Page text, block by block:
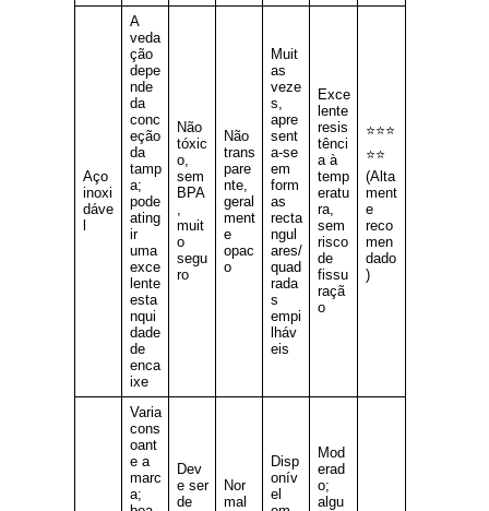
Aço
inoxi
dáve
A
veda
ção
depe
nde
da
conc
eção
da
tamp
a;
pode
ating
ir
uma
exce
lente
esta
nqui
dade
de
enca
ixe
Não
tóxic
o,
sem
BPA
muit
o
segu
ro
Não
trans
pare
nte,
geral
ment
e
opac
o
Muit
as
veze
s,
apre
sent
a-se
em
form
as
recta
ngul
ares/
quad
rada
s
empi
lháv
eis
Exce
lente
resis
tênci
a à
temp
eratu
ra,
sem
risco
de
fissu
raçã
o
⭐⭐⭐
⭐⭐
(Alta
ment
e
reco
men
dado
)
Varia
cons
oant
e a
marc
a;
Dev
e ser
de
Nor
mal
Disp
onív
el
Mod
erad
o;
algu